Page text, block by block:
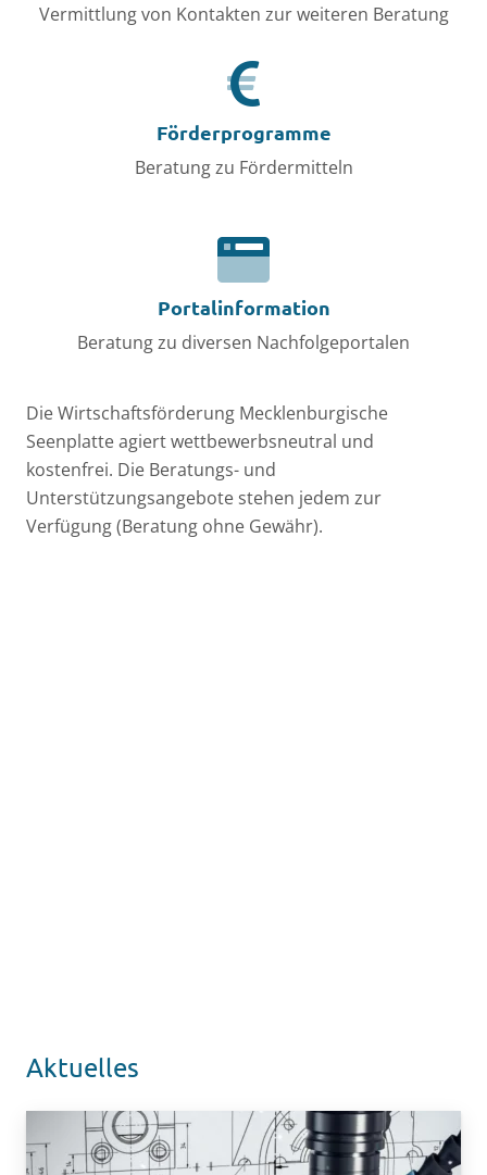
Vermittlung von Kontakten zur weiteren Beratung
Förderprogramme
Beratung zu Fördermitteln
Portalinformation
Beratung zu diversen Nachfolgeportalen
Die Wirtschaftsförderung Mecklenburgische
Seenplatte agiert wettbewerbsneutral und
kostenfrei. Die Beratungs- und
Unterstützungsangebote stehen jedem zur
Verfügung (Beratung ohne Gewähr).
Aktuelles